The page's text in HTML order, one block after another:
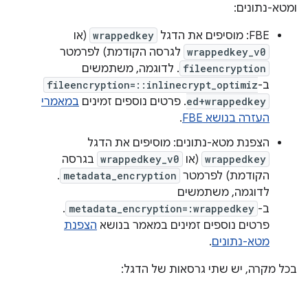
ומטא-נתונים:
FBE: מוסיפים את הדגל
wrappedkey (או
wrappedkey_v0 לגרסה הקודמת) לפרמטר
fileencryption . לדוגמה, משתמשים
ב-fileencryption=::inlinecrypt_optimiz
ed+wrappedkey. פרטים נוספים זמינים במאמרי
העזרה בנושא FBE
.
הצפנת מטא-נתונים: מוסיפים את הדגל
wrappedkey (או wrappedkey_v0 בגרסה
הקודמת) לפרמטר metadata_encryption
.
לדוגמה, משתמשים
ב- metadata_encryption=:wrappedkey
.
פרטים נוספים זמינים במאמר בנושא הצפנת
מטא-נתונים.
בכל מקרה, יש שתי גרסאות של הדגל: